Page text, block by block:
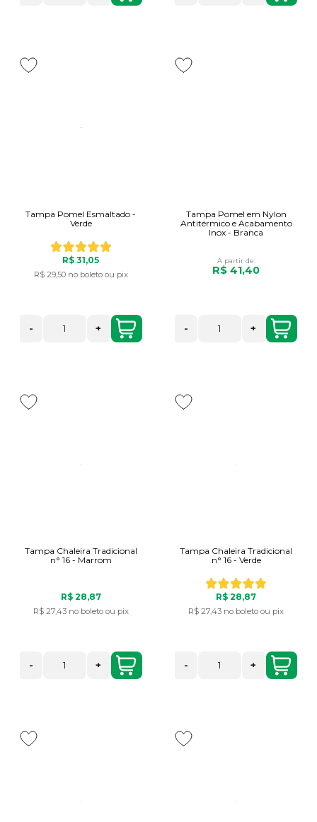
Tampa Pomel Esmaltado -
Verde
R$ 31,05
R$ 29,50 no boleto ou pix
- +
Tampa Pomel em Nylon
Antitérmico e Acabamento
Inox - Branca
A partir de:
R$ 41,40
- +
Tampa Chaleira Tradicional
n° 16 - Marrom
R$ 28,87
R$ 27,43 no boleto ou pix
- +
Tampa Chaleira Tradicional
n° 16 - Verde
R$ 28,87
R$ 27,43 no boleto ou pix
- +